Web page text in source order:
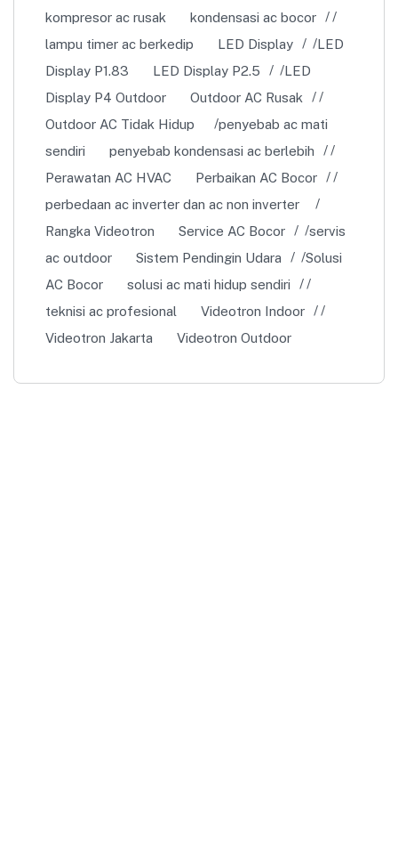
kompresor ac rusak
kondensasi ac bocor
lampu timer ac berkedip
LED Display
LED
Display P1.83
LED Display P2.5
LED
Display P4 Outdoor
Outdoor AC Rusak
Outdoor AC Tidak Hidup
penyebab ac mati
sendiri
penyebab kondensasi ac berlebih
Perawatan AC HVAC
Perbaikan AC Bocor
perbedaan ac inverter dan ac non inverter
Rangka Videotron
Service AC Bocor
servis
ac outdoor
Sistem Pendingin Udara
Solusi
AC Bocor
solusi ac mati hidup sendiri
teknisi ac profesional
Videotron Indoor
Videotron Jakarta
Videotron Outdoor